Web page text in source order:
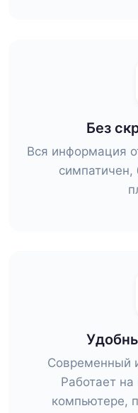
Без
Вся информация
симпатичен,
Современный
Работает
компьютере,